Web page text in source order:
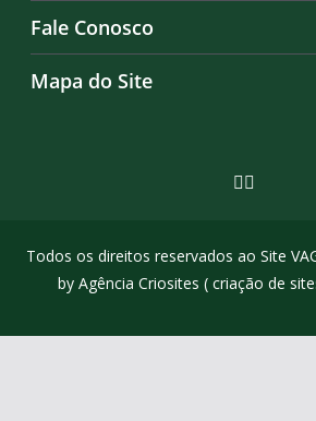
Fale Conosco
Mapa do Site
Todos os direitos reservados ao Site
by Agência Criosites ( criação de